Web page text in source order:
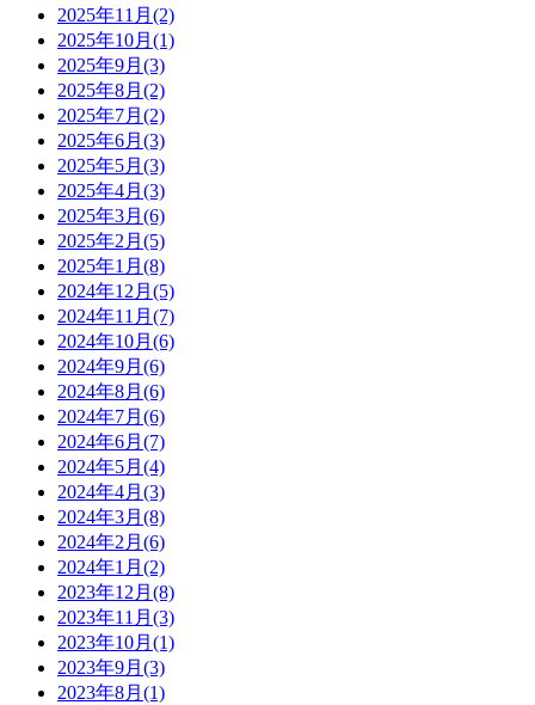
2025年11月(2)
2025年10月(1)
2025年9月(3)
2025年8月(2)
2025年7月(2)
2025年6月(3)
2025年5月(3)
2025年4月(3)
2025年3月(6)
2025年2月(5)
2025年1月(8)
2024年12月(5)
2024年11月(7)
2024年10月(6)
2024年9月(6)
2024年8月(6)
2024年7月(6)
2024年6月(7)
2024年5月(4)
2024年4月(3)
2024年3月(8)
2024年2月(6)
2024年1月(2)
2023年12月(8)
2023年11月(3)
2023年10月(1)
2023年9月(3)
2023年8月(1)